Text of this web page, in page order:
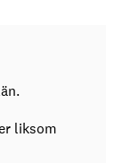
liksom